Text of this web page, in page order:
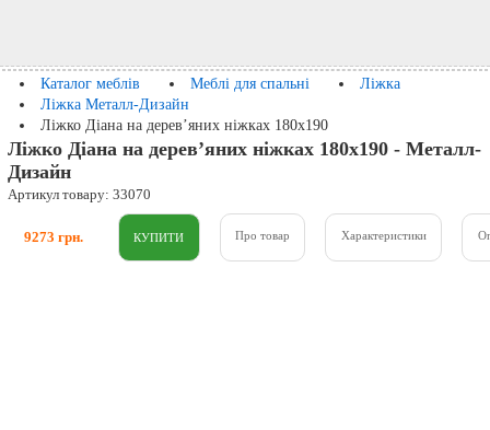
Каталог меблів Меблі для спальні
Ліжка
Ліжка Металл-Дизайн
Ліжко Діана на дерев’яних ніжках 180x190
Ліжко Діана на дерев’яних ніжках 180x190 - Металл-
Дизайн
Артикул товару: 33070
9273 грн. Про товар Характеристики